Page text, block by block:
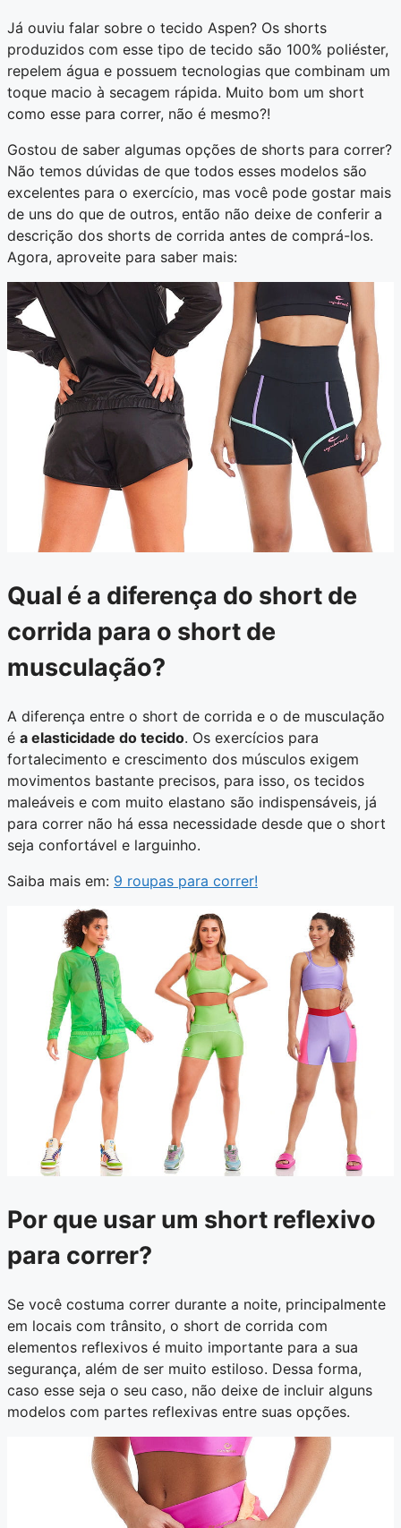
Já ouviu falar sobre o tecido Aspen? Os shorts
produzidos com esse tipo de tecido são 100% poliéster,
repelem água e possuem tecnologias que combinam um
toque macio à secagem rápida. Muito bom um short
como esse para correr, não é mesmo?!
Gostou de saber algumas opções de shorts para correr?
Não temos dúvidas de que todos esses modelos são
excelentes para o exercício, mas você pode gostar mais
de uns do que de outros, então não deixe de conferir a
descrição dos shorts de corrida antes de comprá-los.
Agora, aproveite para saber mais:
Qual é a diferença do short de
corrida para o short de
musculação?
A diferença entre o short de corrida e o de musculação
é a elasticidade do tecido. Os exercícios para
fortalecimento e crescimento dos músculos exigem
movimentos bastante precisos, para isso, os tecidos
maleáveis e com muito elastano são indispensáveis, já
para correr não há essa necessidade desde que o short
seja confortável e larguinho.
Saiba mais em: 9 roupas para correr!
Por que usar um short reflexivo
para correr?
Se você costuma correr durante a noite, principalmente
em locais com trânsito, o short de corrida com
elementos reflexivos é muito importante para a sua
segurança, além de ser muito estiloso. Dessa forma,
caso esse seja o seu caso, não deixe de incluir alguns
modelos com partes reflexivas entre suas opções.